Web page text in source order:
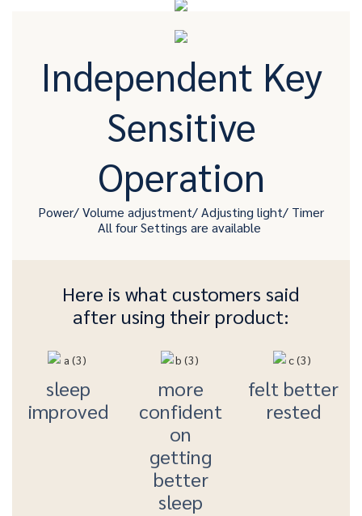
Independent Key
Sensitive
Operation
Power/ Volume adjustment/ Adjusting light/ Timer
All four Settings are available
Here is what customers said
after using their product:
sleep
improved
more
confident
on
getting
better
sleep
felt better
rested